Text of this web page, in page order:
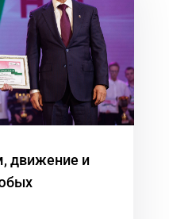
движение и